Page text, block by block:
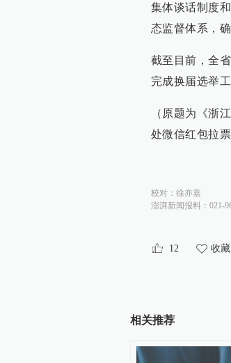
集体谈话制度
态监督体系，
截至目前，全
完成换届选举工
（原题为《浙
处微信红包拉票
校对： 徐亦嘉
澎湃新闻报料：021-
12 收藏
相关推荐